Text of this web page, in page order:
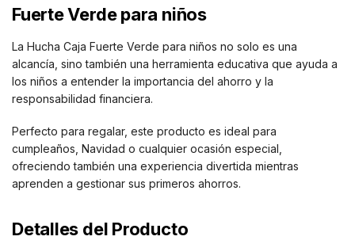
Fuerte Verde para niños
La Hucha Caja Fuerte Verde para niños no solo es una
alcancía, sino también una herramienta educativa que ayuda a
los niños a entender la importancia del ahorro y la
responsabilidad financiera.
Perfecto para regalar, este producto es ideal para
cumpleaños, Navidad o cualquier ocasión especial,
ofreciendo también una experiencia divertida mientras
aprenden a gestionar sus primeros ahorros.
Detalles del Producto